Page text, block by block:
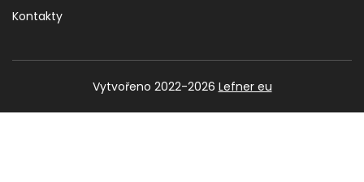
Kontakty
Vytvořeno 2022-2026 Lefner eu